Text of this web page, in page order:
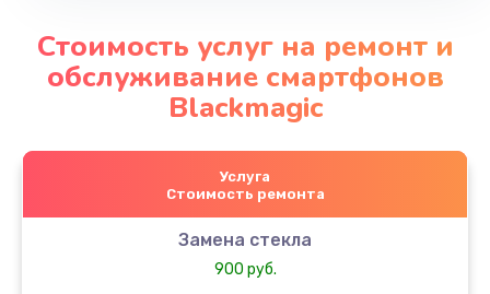
Стоимость услуг на ремонт и
обслуживание смартфонов
Blackmagic
Услуга
Стоимость ремонта
Замена стекла
900 руб.